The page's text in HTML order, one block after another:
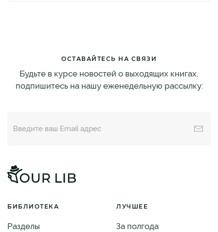
ОСТАВАЙТЕСЬ НА СВЯЗИ
Будьте в курсе новостей о выходящих книгах,
подпишитесь на нашу еженедельную рассылку:
БИБЛИОТЕКА
Разделы
ЛУЧШЕЕ
За полгода